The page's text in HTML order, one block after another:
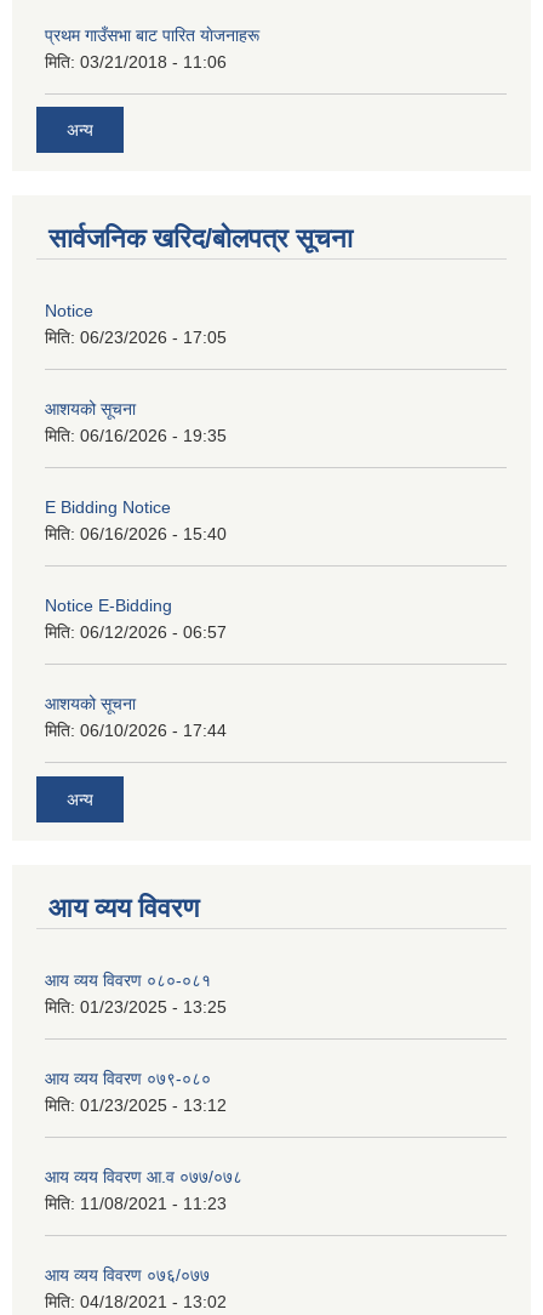
प्रथम गाउँसभा बाट पारित याेजनाहरू
मिति: 03/21/2018 - 11:06
अन्य
सार्वजनिक खरिद/बोलपत्र सूचना
Notice
मिति: 06/23/2026 - 17:05
आशयको सूचना
मिति: 06/16/2026 - 19:35
E Bidding Notice
मिति: 06/16/2026 - 15:40
Notice E-Bidding
मिति: 06/12/2026 - 06:57
आशयको सूचना
मिति: 06/10/2026 - 17:44
अन्य
आय व्यय विवरण
आय व्यय विवरण ०८०-०८१
मिति: 01/23/2025 - 13:25
आय व्यय विवरण ०७९-०८०
मिति: 01/23/2025 - 13:12
आय व्यय विवरण आ.व ०७७/०७८
मिति: 11/08/2021 - 11:23
आय व्यय विवरण ०७६/०७७
मिति: 04/18/2021 - 13:02